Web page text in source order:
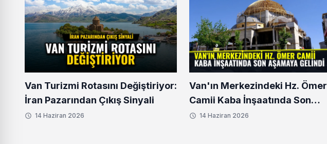
Van Turizmi Rotasını Değiştiriyor:
İran Pazarından Çıkış Sinyali
14 Haziran 2026
Van'ın Merkezindeki Hz. Ömer
Camii Kaba İnşaatında Son
Aşamaya Gelindi
14 Haziran 2026